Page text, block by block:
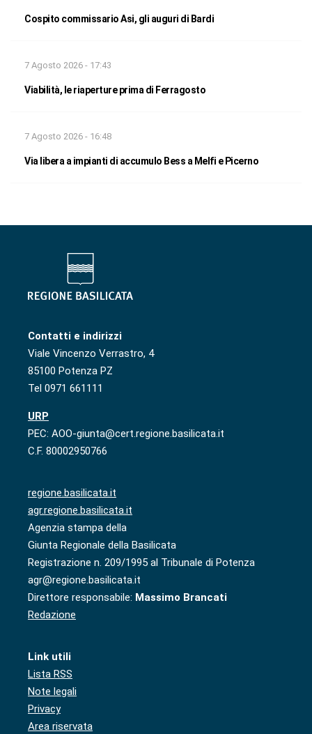
Cospito commissario Asi, gli auguri di Bardi
7 Agosto 2026 - 17:43
Viabilità, le riaperture prima di Ferragosto
7 Agosto 2026 - 16:48
Via libera a impianti di accumulo Bess a Melfi e Picerno
Contatti e indirizzi
Viale Vincenzo Verrastro, 4
85100 Potenza PZ
Tel 0971 661111
URP
PEC: AOO-giunta@cert.regione.basilicata.it
C.F. 80002950766
regione.basilicata.it
agr.regione.basilicata.it
Agenzia stampa della
Giunta Regionale della Basilicata
Registrazione n. 209/1995 al Tribunale di Potenza
agr@regione.basilicata.it
Direttore responsabile: Massimo Brancati
Redazione
Link utili
Lista RSS
Note legali
Privacy
Area riservata